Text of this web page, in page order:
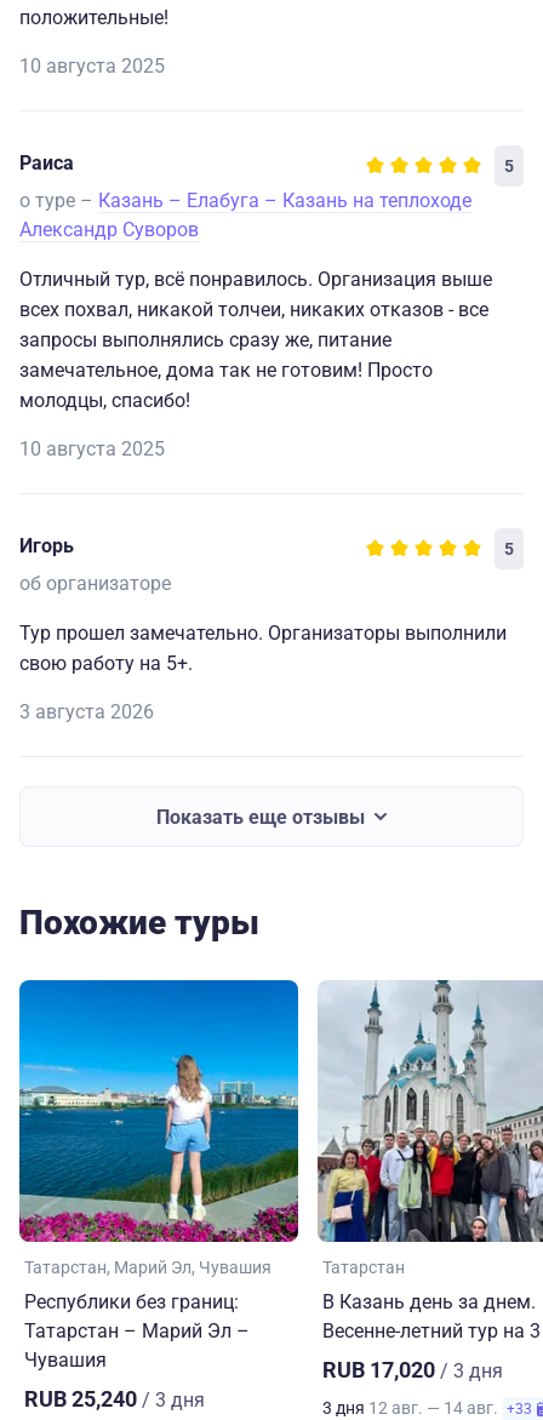
положительные!
10 августа 2025
Раиса 5
о туре – Казань – Елабуга – Казань на теплоходе
Александр Суворов
Отличный тур, всё понравилось. Организация выше
всех похвал, никакой толчеи, никаких отказов - все
запросы выполнялись сразу же, питание
замечательное, дома так не готовим! Просто
молодцы, спасибо!
10 августа 2025
Игорь 5
об организаторе
Тур прошел замечательно. Организаторы выполнили
свою работу на 5+.
3 августа 2026
Показать еще отзывы
Похожие туры
Татарстан Марий Эл Чувашия
Республики без границ:
Татарстан – Марий Эл –
Чувашия
RUB 25,240 / 3 дня
Татарстан
В Казань день за днем.
Весенне-летний тур на
RUB 17,020 / 3 дня
3 дня 12 авг. — 14 авг. +33